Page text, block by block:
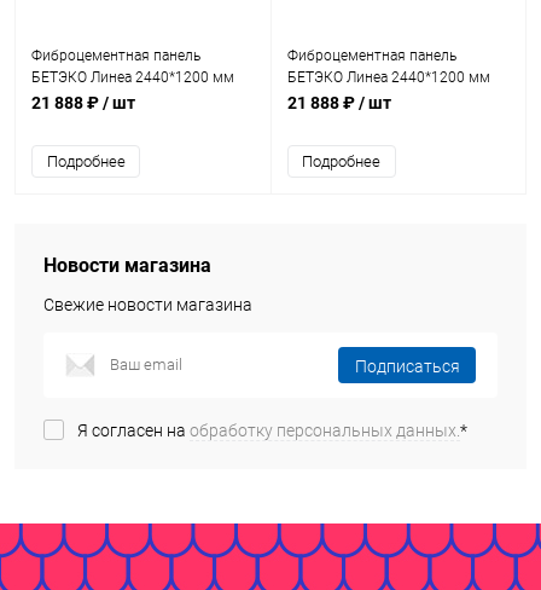
Фиброцементная панель
БЕТЭКО Линеа 2440*1200 мм
Ral 7046
21 888 ₽/ шт
Подробнее
Фиброцементная панель
БЕТЭКО Линеа 2440*1200 мм
Ral 9002
21 888 ₽/ шт
Подробнее
Новости магазина
Свежие новости магазина
Подписаться
Я согласен на обработку персональных данных.*